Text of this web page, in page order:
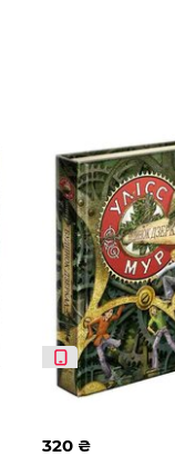
320 ₴